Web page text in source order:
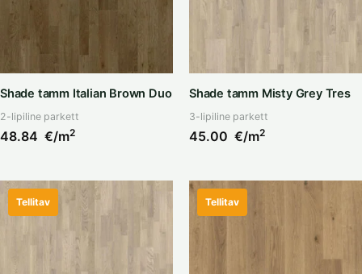
Shade tamm Italian Brown Duo
2-lipiline parkett
48.84 €/m2
Shade tamm Misty Grey Tres
3-lipiline parkett
45.00 €/m2
Tellitav Tellitav